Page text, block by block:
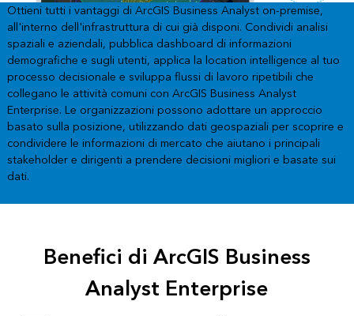
Ottieni tutti i vantaggi di ArcGIS Business Analyst on-premise,
all'interno dell'infrastruttura di cui già disponi. Condividi analisi
spaziali e aziendali, pubblica dashboard di informazioni
demografiche e sugli utenti, applica la location intelligence al tuo
processo decisionale e sviluppa flussi di lavoro ripetibili che
collegano le attività comuni con ArcGIS Business Analyst
Enterprise. Le organizzazioni possono adottare un approccio
basato sulla posizione, utilizzando dati geospaziali per scoprire e
condividere le informazioni di mercato che aiutano i principali
stakeholder e dirigenti a prendere decisioni migliori e basate sui
dati.
Benefici di ArcGIS Business
Analyst Enterprise